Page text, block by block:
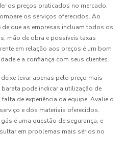
os preços praticados no mercado,
os serviços oferecidos. Ao
que as empresas incluam todos os
mão de obra e possíveis taxas
em relação aos preços é um bom
e a confiança com seus clientes.
levar apenas pelo preço mais
pode indicar a utilização de
de experiência da equipe. Avalie o
e dos materiais oferecidos.
é uma questão de segurança, e
em problemas mais sérios no